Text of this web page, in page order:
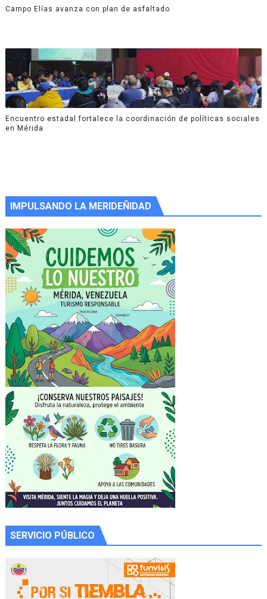
Campo Elías avanza con plan de asfaltado
Encuentro estadal fortalece la coordinación de políticas sociales
en Mérida
IMPULSANDO LA MERIDEÑIDAD
SERVICIO PÚBLICO